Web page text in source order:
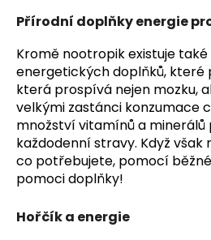
Přírodní doplňky energie
Kromě nootropik existuje také
energetických doplňků, které
která prospívá nejen mozku,
velkými zastánci konzumace
množství vitamínů a
každodenní stravy. Když však
co potřebujete, pomocí
pomoci doplňky!
Hořčík a energie